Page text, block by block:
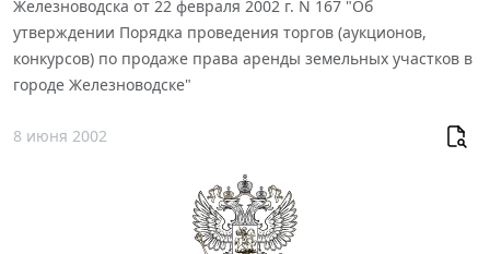
Железноводска от 22 февраля 2002 г. N 167 "Об
утверждении Порядка проведения торгов (аукционов,
конкурсов) по продаже права аренды земельных участков в
городе Железноводске"
8 июня 2002